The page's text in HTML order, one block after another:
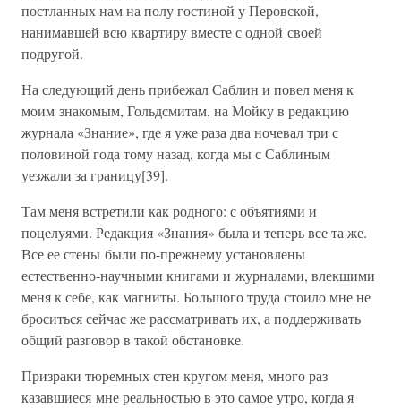
постланных нам на полу гостиной у Перовской,
нанимавшей всю квартиру вместе с одной своей
подругой.
На следующий день прибежал Саблин и повел меня к
моим знакомым, Гольдсмитам, на Мойку в редакцию
журнала «Знание», где я уже раза два ночевал три с
половиной года тому назад, когда мы с Саблиным
уезжали за границу[39].
Там меня встретили как родного: с объятиями и
поцелуями. Редакция «Знания» была и теперь все та же.
Все ее стены были по-прежнему установлены
естественно-научными книгами и журналами, влекшими
меня к себе, как магниты. Большого труда стоило мне не
броситься сейчас же рассматривать их, а поддерживать
общий разговор в такой обстановке.
Призраки тюремных стен кругом меня, много раз
казавшиеся мне реальностью в это самое утро, когда я